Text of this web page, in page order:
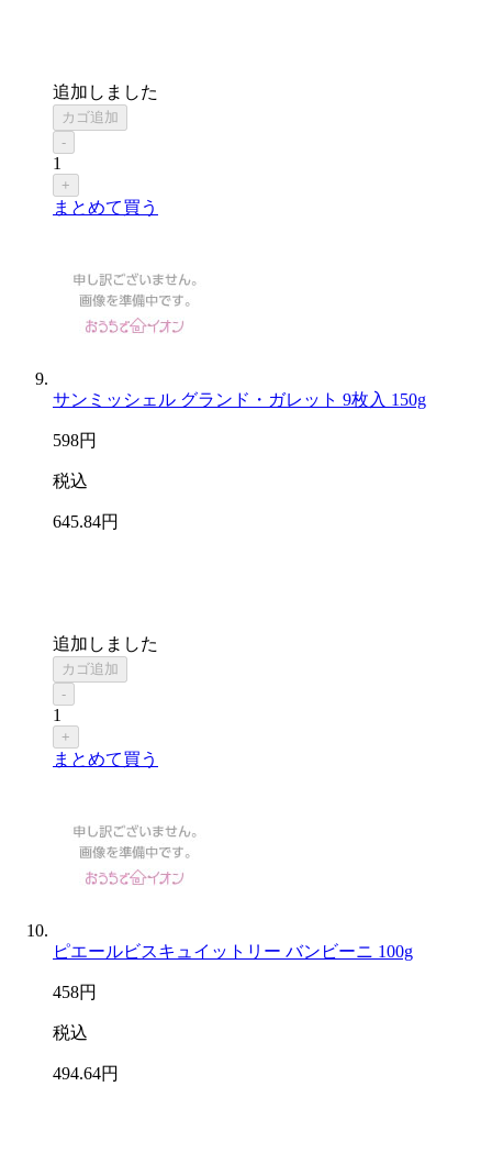
追加しました
カゴ追加
-
1
+
まとめて買う
サンミッシェル グランド・ガレット 9枚入 150g
598円
税込
645.84円
追加しました
カゴ追加
-
1
+
まとめて買う
ピエールビスキュイットリー バンビーニ 100g
458円
税込
494.64円